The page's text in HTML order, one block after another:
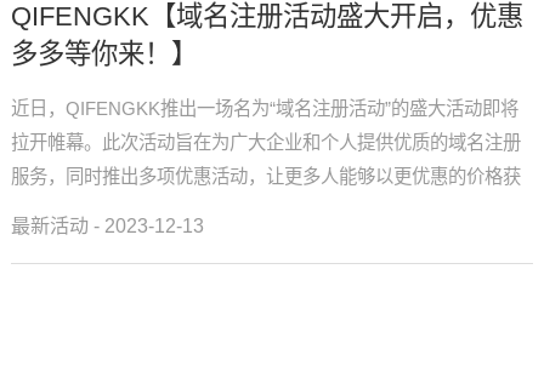
QIFENGKK【域名注册活动盛大开启，优惠
多多等你来！】
近日，QIFENGKK推出一场名为“域名注册活动”的盛大活动即将
拉开帷幕。此次活动旨在为广大企业和个人提供优质的域名注册
服务，同时推出多项优惠活动，让更多人能够以更优惠的价格获
最新活动 - 2023-12-13